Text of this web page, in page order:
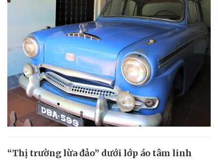
“Thị trường lừa đảo” dưới lớp áo tâm linh